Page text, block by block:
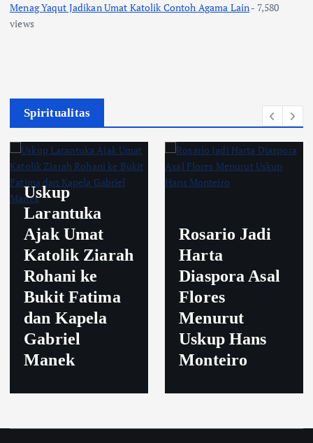
Menag Yaqut Jadikan Umat Katolik Contoh Agama Lain- 7,580
views
Spiritualitas
Uskup
Larantuka
Ajak Umat
Katolik Ziarah
Rohani ke
Bukit Fatima
dan Kapela
Gabriel
Manek
Rosario Jadi
Harta
Diaspora Asal
Flores
Menurut
Uskup Hans
Monteiro